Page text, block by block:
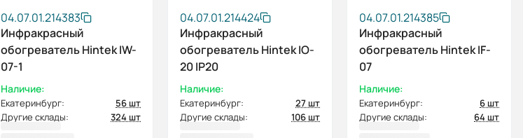
04.07.01.214383
Инфракрасный
обогреватель Hintek IW-
07-1
Наличие:
Екатеринбург:
56 шт
Другие склады:
324 шт
04.07.01.214424
Инфракрасный
обогреватель Hintek IO-
20 IP20
Наличие:
Екатеринбург:
27 шт
Другие склады:
106 шт
04.07.01.214385
Инфракрасный
обогреватель Hintek IF-
07
Наличие:
Екатеринбург:
6 шт
Другие склады:
64 шт